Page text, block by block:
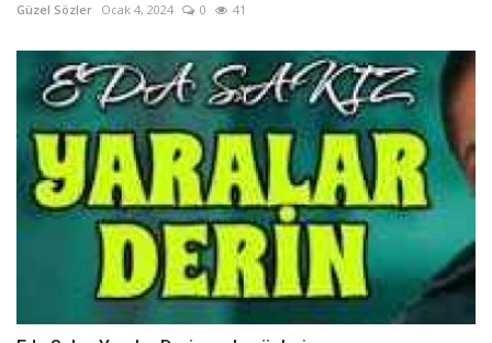
Güzel Sözler Ocak 4, 2024 0 41